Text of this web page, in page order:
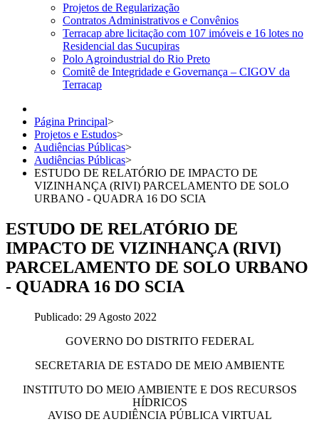
Projetos de Regularização
Contratos Administrativos e Convênios
Terracap abre licitação com 107 imóveis e 16 lotes no
Residencial das Sucupiras
Polo Agroindustrial do Rio Preto
Comitê de Integridade e Governança – CIGOV da
Terracap
Página Principal>
Projetos e Estudos>
Audiências Públicas>
Audiências Públicas>
ESTUDO DE RELATÓRIO DE IMPACTO DE
VIZINHANÇA (RIVI) PARCELAMENTO DE SOLO
URBANO - QUADRA 16 DO SCIA
ESTUDO DE RELATÓRIO DE
IMPACTO DE VIZINHANÇA (RIVI)
PARCELAMENTO DE SOLO URBANO
- QUADRA 16 DO SCIA
Publicado: 29 Agosto 2022
GOVERNO DO DISTRITO FEDERAL
SECRETARIA DE ESTADO DE MEIO AMBIENTE
INSTITUTO DO MEIO AMBIENTE E DOS RECURSOS
HÍDRICOS
AVISO DE AUDIÊNCIA PÚBLICA VIRTUAL